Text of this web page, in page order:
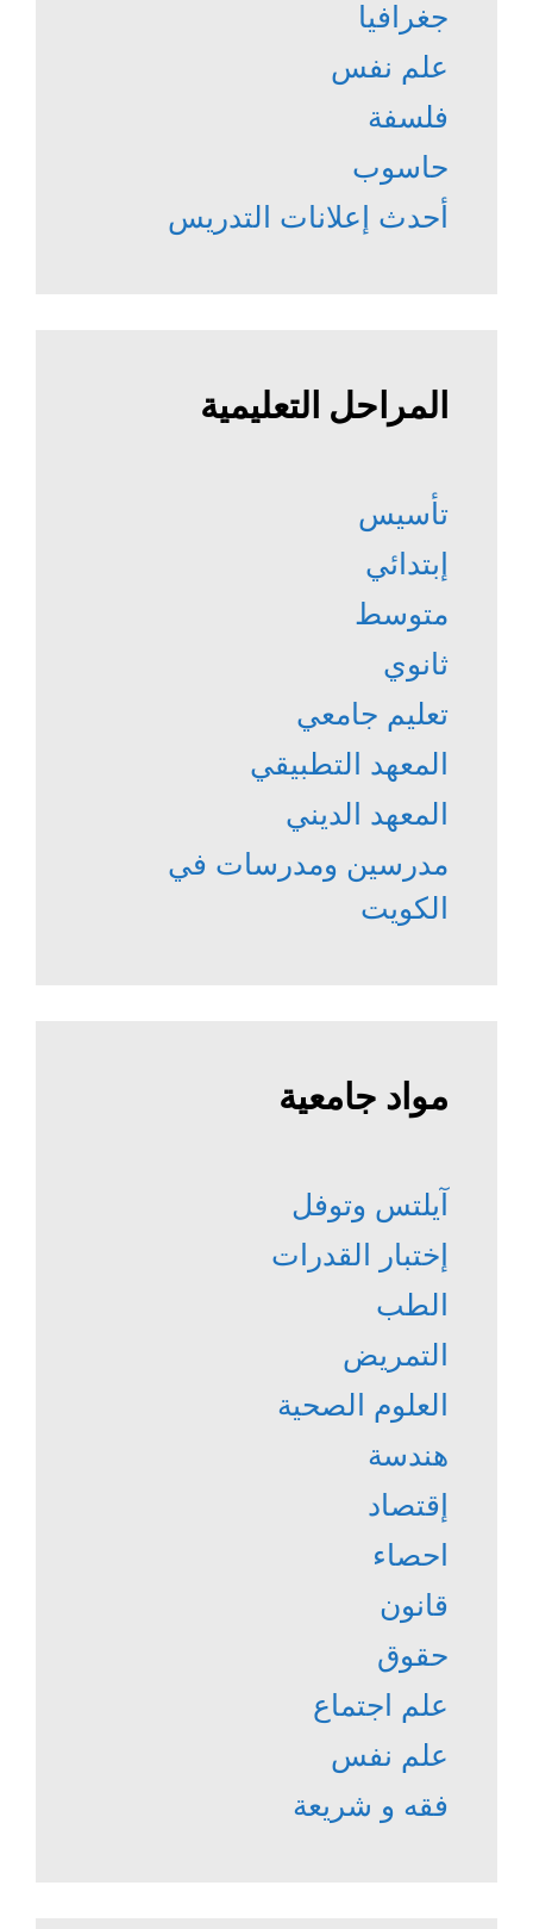
جغرافيا
علم نفس
فلسفة
حاسوب
أحدث إعلانات التدريس
المراحل التعليمية
تأسيس
إبتدائي
متوسط
ثانوي
تعليم جامعي
المعهد التطبيقي
المعهد الديني
مدرسين ومدرسات في
الكويت
مواد جامعية
آيلتس وتوفل
إختبار القدرات
الطب
التمريض
العلوم الصحية
هندسة
إقتصاد
احصاء
قانون
حقوق
علم اجتماع
علم نفس
فقه و شريعة